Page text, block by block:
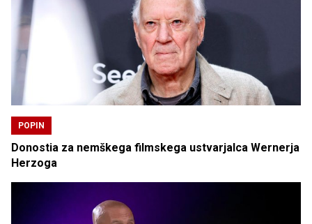
POPIN
Donostia za nemškega filmskega ustvarjalca Wernerja
Herzoga